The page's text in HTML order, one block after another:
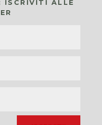
ISCRIVITI ALLE